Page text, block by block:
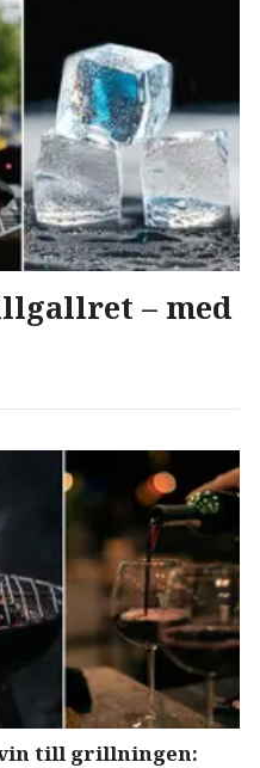
– med
till grillningen: